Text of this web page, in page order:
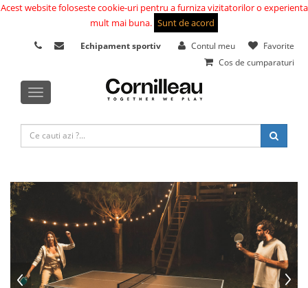
Acest website foloseste cookie-uri pentru a furniza vizitatorilor o experienta
mult mai buna. Sunt de acord
Echipament sportiv Contul meu
Favorite
Cos de cumparaturi